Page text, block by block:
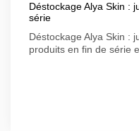
Déstockage Alya Skin :
série
Déstockage Alya Skin :
produits en fin de série